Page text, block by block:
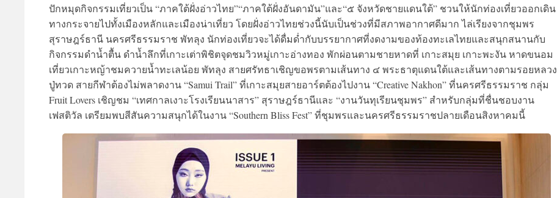
ปักหมุดกิจกรรมเที่ยวเป็น “ภาคใต้ฝั่งอ่าวไทย”“ภาคใต้ฝั่งอันดามัน”และ“๕ จังหวัดชายแดนใต้” ชวนให้นักท่องเที่ยวออกเดิน
ทางกระจายไปทั้งเมืองหลักและเมืองน่าเที่ยว โดยฝั่งอ่าวไทยช่วงนี้นับเป็นช่วงที่มีสภาพอากาศดีมาก ไล่เรียงจากชุมพร
สุราษฎร์ธานี นครศรีธรรมราช พัทลุง นักท่องเที่ยวจะได้ดื่มด่ำกับบรรยากาศที่งดงามของท้องทะเลไทยและสนุกสนานกับ
กิจกรรมดำน้ำตื้น ดำน้ำลึกที่เกาะเต่าพิชิตจุดชมวิวหมู่เกาะอ่างทอง พักผ่อนตามชายหาดที่ เกาะสมุย เกาะพะงัน หาดขนอม
เที่ยวเกาะหญ้าชมควายน้ำทะเลน้อย พัทลุง สายศรัทธาเชิญขอพรตามเส้นทาง ๔ พระธาตุแดนใต้และเส้นทางตามรอยหลวง
ปู่ทวด สายกีฬาต้องไม่พลาดงาน “Samui Trail” ที่เกาะสมุยสายอาร์ตต้องไปงาน “Creative Nakhon” ที่นครศรีธรรมราช กลุ่ม
Fruit Lovers เชิญชม “เทศกาลเงาะโรงเรียนนาสาร” สุราษฎร์ธานีและ “งานวันทุเรียนชุมพร” สำหรับกลุ่มที่ชื่นชอบงาน
เฟสติวัล เตรียมพบสีสันความสนุกได้ในงาน “Southern Bliss Fest” ที่ชุมพรและนครศรีธรรมราชปลายเดือนสิงหาคมนี้